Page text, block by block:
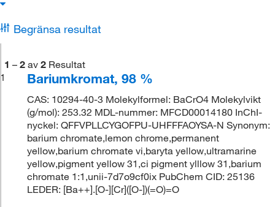
Begränsa resultat
1 – 2 av 2 Resultat
1
Bariumkromat, 98 %
CAS: 10294-40-3 Molekylformel: BaCrO4 Molekylvikt
(g/mol): 253.32 MDL-nummer: MFCD00014180 InChI-
nyckel: QFFVPLLCYGOFPU-UHFFFAOYSA-N Synonym:
barium chromate,lemon chrome,permanent
yellow,barium chromate vi,baryta yellow,ultramarine
yellow,pigment yellow 31,ci pigment ylllow 31,barium
chromate 1:1,unii-7d7o9cf0ix PubChem CID: 25136
LEDER: [Ba++].[O-][Cr]([O-])(=O)=O